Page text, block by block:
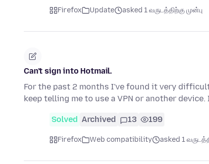
Firefox Update asked 1 வருடத்திற்கு முன்பு
Can't sign into Hotmail.
For the past 2 months I've found it very
keep telling me to use a VPN or another device.
Solved Archived 13 199
Firefox Web compatibility asked 1